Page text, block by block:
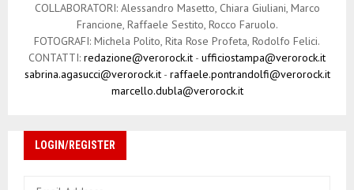
COLLABORATORI: Alessandro Masetto, Chiara Giuliani, Marco
Francione, Raffaele Sestito, Rocco Faruolo.
FOTOGRAFI: Michela Polito, Rita Rose Profeta, Rodolfo Felici.
CONTATTI: redazione@verorock.it - ufficiostampa@verorock.it
sabrina.agasucci@verorock.it- raffaele.pontrandolfi@verorock.it
marcello.dubla@verorock.it
LOGIN/REGISTER